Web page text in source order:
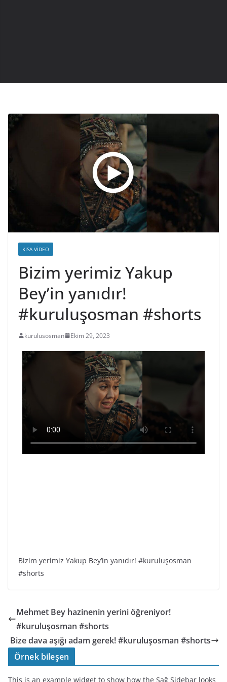
KISA VIDEO
Bizim yerimiz Yakup
Bey’in yanıdır!
#kuruluşosman #shorts
kurulusosman Ekim 29, 2023
Bizim yerimiz Yakup Bey’in yanıdır! #kuruluşosman
#shorts
Mehmet Bey hazinenin yerini öğreniyor!
#kuruluşosman #shorts
Bize dava aşığı adam gerek! #kuruluşosman #shorts
Örnek bileşen
This is an example widget to show how the Sağ Sidebar looks